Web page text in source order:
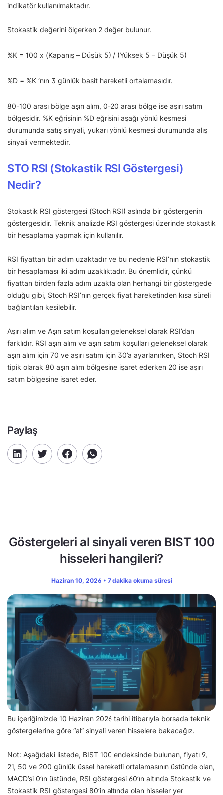
indikatör kullanılmaktadır.
Stokastik değerini ölçerken 2 değer bulunur.
%K = 100 x (Kapanış – Düşük 5) / (Yüksek 5 – Düşük 5)
%D = %K ‘nın 3 günlük basit hareketli ortalamasıdır.
80-100 arası bölge aşırı alım, 0-20 arası bölge ise aşırı satım
bölgesidir. %K eğrisinin %D eğrisini aşağı yönlü kesmesi
durumunda satış sinyali, yukarı yönlü kesmesi durumunda alış
sinyali vermektedir.
STO RSI (Stokastik RSI Göstergesi)
Nedir?
Stokastik RSI göstergesi (Stoch RSI) aslında bir göstergenin
göstergesidir. Teknik analizde RSI göstergesi üzerinde stokastik
bir hesaplama yapmak için kullanılır.
RSI fiyattan bir adım uzaktadır ve bu nedenle RSI’nın stokastik
bir hesaplaması iki adım uzaklıktadır. Bu önemlidir, çünkü
fiyattan birden fazla adım uzakta olan herhangi bir göstergede
olduğu gibi, Stoch RSI’nın gerçek fiyat hareketinden kısa süreli
bağlantıları kesilebilir.
Aşırı alım ve Aşırı satım koşulları geleneksel olarak RSI’dan
farklıdır. RSI aşırı alım ve aşırı satım koşulları geleneksel olarak
aşırı alım için 70 ve aşırı satım için 30’a ayarlanırken, Stoch RSI
tipik olarak 80 aşırı alım bölgesine işaret ederken 20 ise aşırı
satım bölgesine işaret eder.
Paylaş
Göstergeleri al sinyali veren BIST 100
hisseleri hangileri?
Haziran 10, 2026 • 7 dakika okuma süresi
Bu içeriğimizde 10 Haziran 2026 tarihi itibarıyla borsada teknik
göstergelerine göre “al” sinyali veren hisselere bakacağız.
Not: Aşağıdaki listede, BIST 100 endeksinde bulunan, fiyatı 9,
21, 50 ve 200 günlük üssel hareketli ortalamasının üstünde olan,
MACD’si 0’ın üstünde, RSI göstergesi 60’ın altında Stokastik ve
Stokastik RSI göstergesi 80’in altında olan hisseler yer